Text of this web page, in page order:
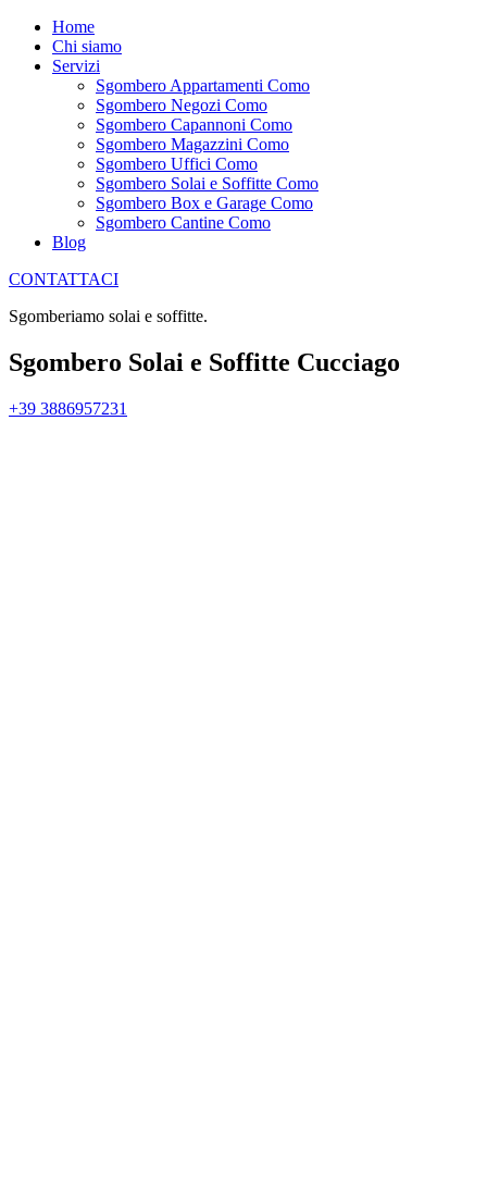
Home
Chi siamo
Servizi
Sgombero Appartamenti Como
Sgombero Negozi Como
Sgombero Capannoni Como
Sgombero Magazzini Como
Sgombero Uffici Como
Sgombero Solai e Soffitte Como
Sgombero Box e Garage Como
Sgombero Cantine Como
Blog
CONTATTACI
Sgomberiamo solai e soffitte.
Sgombero Solai e Soffitte Cucciago
+39 3886957231